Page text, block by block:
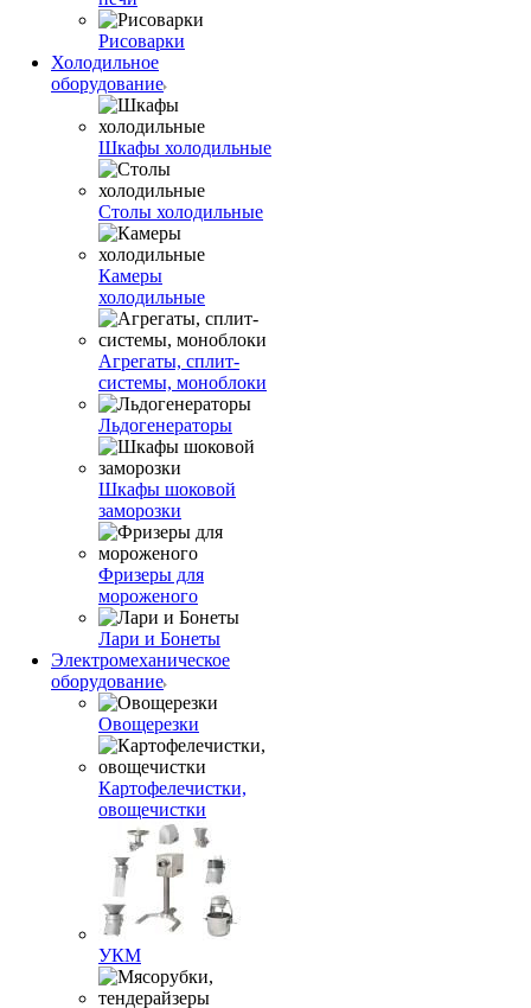
Рисоварки
Холодильное
оборудование
Шкафы холодильные
Столы холодильные
Камеры
холодильные
Агрегаты, сплит-
системы, моноблоки
Льдогенераторы
Шкафы шоковой
заморозки
Фризеры для
мороженого
Лари и Бонеты
Электромеханическое
оборудование
Овощерезки
Картофелечистки,
овощечистки
УКМ